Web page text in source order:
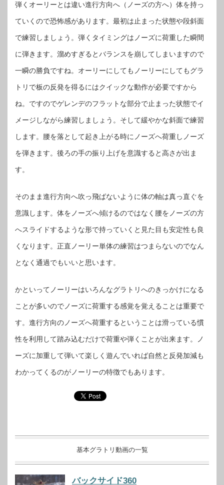
弾くオーリーとは違い進行方向へ（ノーズの方へ）体を持っ
ていくので恐怖感があります。最初は止まった状態や段斜面
で練習しましょう。弾くタイミングはノーズに荷重した瞬間
に弾きます。溜めすぎるとバランスを崩してしまいますので
一瞬の勝負ですね。オーリーにしてもノーリーにしてもグラ
トリで板の反発を得るにはクイックな動作が必要ですから
ね。ですのでゲレンデのフラットな部分で止まった状態でイ
メージしながら練習しましょう。そして緩やかな斜面で練習
します。腰を落として起き上がる時にノーズへ荷重しノーズ
を弾きます。後ろの手の振り上げを意識すると高さが出ま
す。
そのまま進行方向へ吹っ飛ばないように体の軸は真っ直ぐを
意識します。体をノーズへ傾けるのではなく腰をノーズの方
へスライドするような形で持っていくと見た目も安定性も良
くなります。正直ノーリー単体の練習はつまらないのでなん
となく通過でもいいと思います。
かといってノーリーはいろんなグラトリへのきっかけになる
ことが多いのでノーズに荷重する感覚を覚えることは重要で
す。進行方向のノーズへ荷重するということは滑っている慣
性を利用して踏み込むだけで荷重や弾くことが出来ます。ノ
ーズに加重して弾いて楽しく遊んでいれば自然と反発加減も
わかってくるのがノーリーの特徴でもあります。
基本グラトリ動画の一覧
バックサイド360